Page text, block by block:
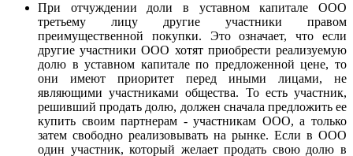
При отчуждении доли в уставном капитале ООО
третьему лицу другие участники правом
преимущественной покупки. Это означает, что если
другие участники ООО хотят приобрести реализуемую
долю в уставном капитале по предложенной цене, то
они имеют приоритет перед иными лицами, не
являющими участниками общества. То есть участник,
решивший продать долю, должен сначала предложить ее
купить своим партнерам - участникам ООО, а только
затем свободно реализовывать на рынке. Если в ООО
один участник, который желает продать свою долю в